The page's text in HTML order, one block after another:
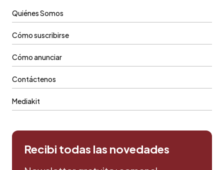
Quiénes Somos
Cómo suscribirse
Cómo anunciar
Contáctenos
Mediakit
Recibi todas las novedades